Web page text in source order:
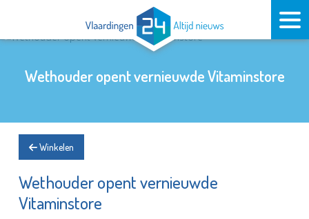
Wethouder opent vernieuwde Vitaminstore
Winkelen
Wethouder opent vernieuwde
Vitaminstore